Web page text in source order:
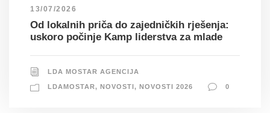
13/07/2026
Od lokalnih priča do zajedničkih rješenja:
uskoro počinje Kamp liderstva za mlade
LDA MOSTAR AGENCIJA
LDAMOSTAR, NOVOSTI , NOVOSTI 2026 0